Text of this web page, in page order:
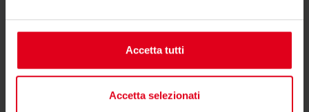
Accetta tutti
Accetta selezionati